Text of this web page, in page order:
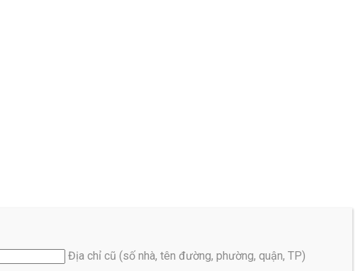
Địa chỉ cũ (số nhà, tên đường, phường, quận, TP)